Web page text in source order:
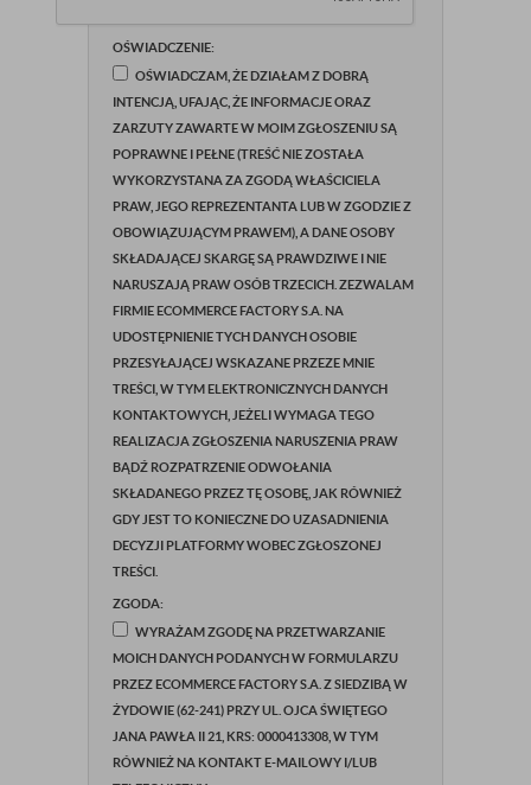
OŚWIADCZENIE:
OŚWIADCZAM, ŻE DZIAŁAM Z DOBRĄ
INTENCJĄ, UFAJĄC, ŻE INFORMACJE ORAZ
ZARZUTY ZAWARTE W MOIM ZGŁOSZENIU SĄ
POPRAWNE I PEŁNE (TREŚĆ NIE ZOSTAŁA
WYKORZYSTANA ZA ZGODĄ WŁAŚCICIELA
PRAW, JEGO REPREZENTANTA LUB W ZGODZIE Z
OBOWIĄZUJĄCYM PRAWEM), A DANE OSOBY
SKŁADAJĄCEJ SKARGĘ SĄ PRAWDZIWE I NIE
NARUSZAJĄ PRAW OSÓB TRZECICH. ZEZWALAM
FIRMIE ECOMMERCE FACTORY S.A. NA
UDOSTĘPNIENIE TYCH DANYCH OSOBIE
PRZESYŁAJĄCEJ WSKAZANE PRZEZE MNIE
TREŚCI, W TYM ELEKTRONICZNYCH DANYCH
KONTAKTOWYCH, JEŻELI WYMAGA TEGO
REALIZACJA ZGŁOSZENIA NARUSZENIA PRAW
BĄDŹ ROZPATRZENIE ODWOŁANIA
SKŁADANEGO PRZEZ TĘ OSOBĘ, JAK RÓWNIEŻ
GDY JEST TO KONIECZNE DO UZASADNIENIA
DECYZJI PLATFORMY WOBEC ZGŁOSZONEJ
TREŚCI.
ZGODA:
WYRAŻAM ZGODĘ NA PRZETWARZANIE
MOICH DANYCH PODANYCH W FORMULARZU
PRZEZ ECOMMERCE FACTORY S.A. Z SIEDZIBĄ W
ŻYDOWIE (62-241) PRZY UL. OJCA ŚWIĘTEGO
JANA PAWŁA II 21, KRS: 0000413308, W TYM
RÓWNIEŻ NA KONTAKT E-MAILOWY I/LUB